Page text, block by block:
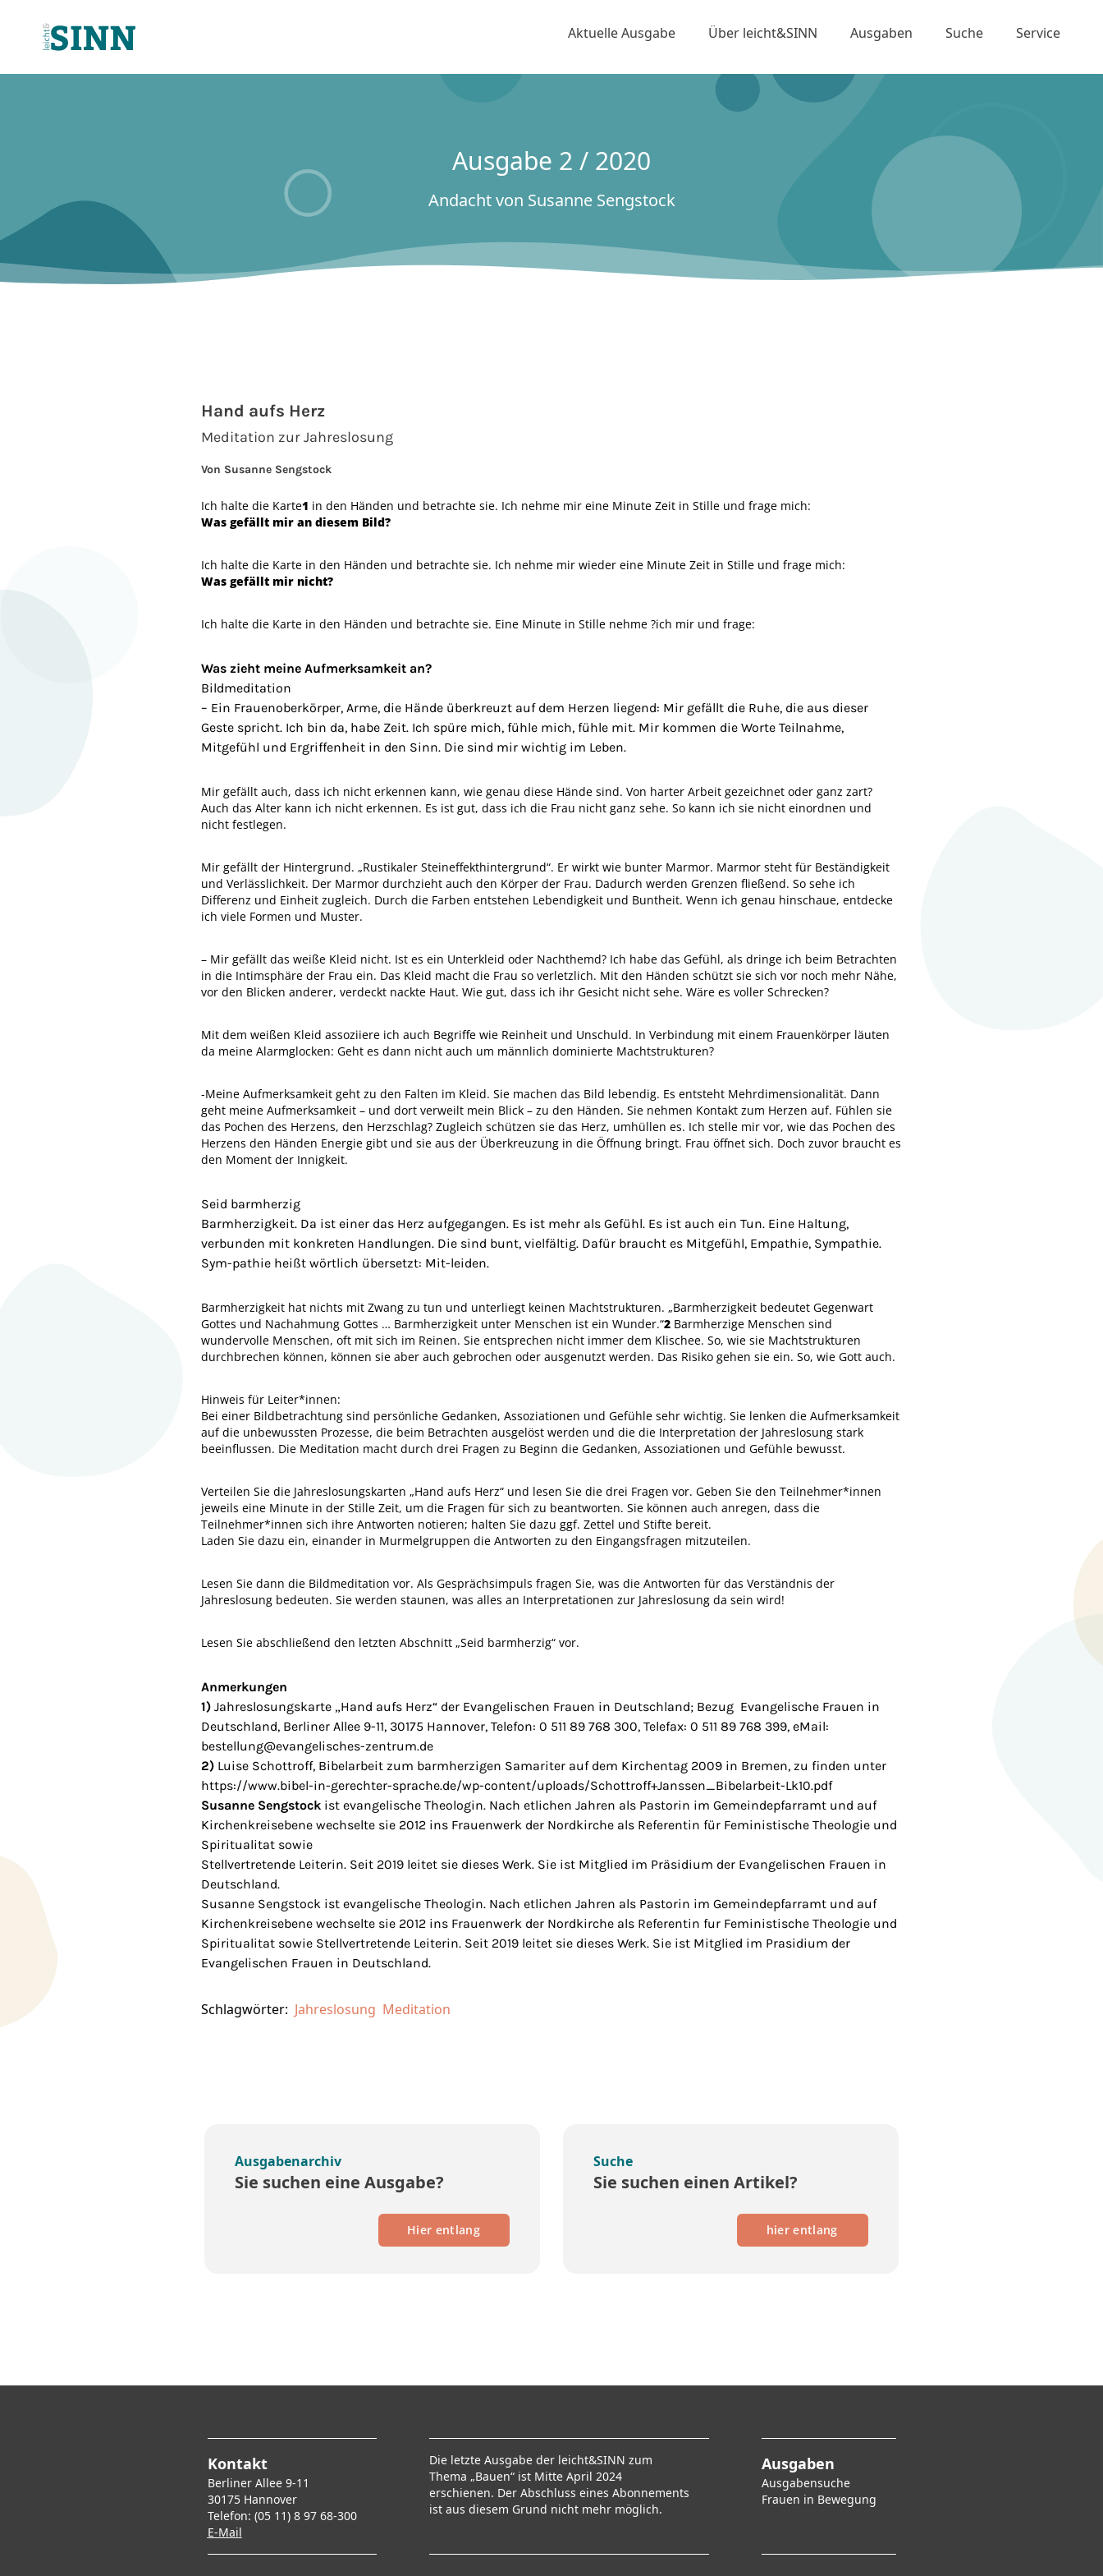
Aktuelle Ausgabe Über leicht&SINN Ausgaben Suche Service
Ausgabe 2 / 2020
Andacht von Susanne Sengstock
Hand aufs Herz
Meditation zur Jahreslosung
Von Susanne Sengstock
Ich halte die Karte1 in den Händen und betrachte sie. Ich nehme mir eine Minute Zeit in Stille und frage mich:
Was gefällt mir an diesem Bild?
Ich halte die Karte in den Händen und betrachte sie. Ich nehme mir wieder eine Minute Zeit in Stille und frage mich:
Was gefällt mir nicht?
Ich halte die Karte in den Händen und betrachte sie. Eine Minute in Stille nehme ?ich mir und frage:
Was zieht meine Aufmerksamkeit an?
Bildmeditation
– Ein Frauenoberkörper, Arme, die Hände überkreuzt auf dem Herzen liegend: Mir gefällt die Ruhe, die aus dieser
Geste spricht. Ich bin da, habe Zeit. Ich spüre mich, fühle mich, fühle mit. Mir kommen die Worte Teilnahme,
Mitgefühl und Ergriffenheit in den Sinn. Die sind mir wichtig im Leben.
Mir gefällt auch, dass ich nicht erkennen kann, wie genau diese Hände sind. Von harter Arbeit gezeichnet oder ganz zart?
Auch das Alter kann ich nicht erkennen. Es ist gut, dass ich die Frau nicht ganz sehe. So kann ich sie nicht einordnen und
nicht festlegen.
Mir gefällt der Hintergrund. „Rustikaler Steineffekthintergrund“. Er wirkt wie bunter Marmor. Marmor steht für Beständigkeit
und Verlässlichkeit. Der Marmor durchzieht auch den Körper der Frau. Dadurch werden Grenzen fließend. So sehe ich
Differenz und Einheit zugleich. Durch die Farben entstehen Lebendigkeit und Buntheit. Wenn ich genau hinschaue, entdecke
ich viele Formen und Muster.
– Mir gefällt das weiße Kleid nicht. Ist es ein Unterkleid oder Nachthemd? Ich habe das Gefühl, als dringe ich beim Betrachten
in die Intimsphäre der Frau ein. Das Kleid macht die Frau so verletzlich. Mit den Händen schützt sie sich vor noch mehr Nähe,
vor den Blicken anderer, verdeckt nackte Haut. Wie gut, dass ich ihr Gesicht nicht sehe. Wäre es voller Schrecken?
Mit dem weißen Kleid assoziiere ich auch Begriffe wie Reinheit und Unschuld. In Verbindung mit einem Frauenkörper läuten
da meine Alarmglocken: Geht es dann nicht auch um männlich dominierte Machtstrukturen?
-Meine Aufmerksamkeit geht zu den Falten im Kleid. Sie machen das Bild lebendig. Es entsteht Mehrdimensionalität. Dann
geht meine Aufmerksamkeit – und dort verweilt mein Blick – zu den Händen. Sie nehmen Kontakt zum Herzen auf. Fühlen sie
das Pochen des Herzens, den Herzschlag? Zugleich schützen sie das Herz, umhüllen es. Ich stelle mir vor, wie das Pochen des
Herzens den Händen Energie gibt und sie aus der Überkreuzung in die Öffnung bringt. Frau öffnet sich. Doch zuvor braucht es
den Moment der Innigkeit.
Seid barmherzig
Barmherzigkeit. Da ist einer das Herz aufgegangen. Es ist mehr als Gefühl. Es ist auch ein Tun. Eine Haltung,
verbunden mit konkreten Handlungen. Die sind bunt, vielfältig. Dafür braucht es Mitgefühl, Empathie, Sympathie.
Sym-pathie heißt wörtlich übersetzt: Mit-leiden.
Barmherzigkeit hat nichts mit Zwang zu tun und unterliegt keinen Machtstrukturen. „Barmherzigkeit bedeutet Gegenwart
Gottes und Nachahmung Gottes … Barmherzigkeit unter Menschen ist ein Wunder.“2 Barmherzige Menschen sind
wundervolle Menschen, oft mit sich im Reinen. Sie entsprechen nicht immer dem Klischee. So, wie sie Machtstrukturen
durchbrechen können, können sie aber auch gebrochen oder ausgenutzt werden. Das Risiko gehen sie ein. So, wie Gott auch.
Hinweis für Leiter*innen:
Bei einer Bildbetrachtung sind persönliche Gedanken, Assoziationen und Gefühle sehr wichtig. Sie lenken die Aufmerksamkeit
auf die unbewussten Prozesse, die beim Betrachten ausgelöst werden und die die Interpretation der Jahreslosung stark
beeinflussen. Die Meditation macht durch drei Fragen zu Beginn die Gedanken, Assoziationen und Gefühle bewusst.
Verteilen Sie die Jahreslosungskarten „Hand aufs Herz“ und lesen Sie die drei Fragen vor. Geben Sie den Teilnehmer*innen
jeweils eine Minute in der Stille Zeit, um die Fragen für sich zu beantworten. Sie können auch anregen, dass die
Teilnehmer*innen sich ihre Antworten notieren; halten Sie dazu ggf. Zettel und Stifte bereit.
Laden Sie dazu ein, einander in Murmelgruppen die Antworten zu den Eingangsfragen mitzuteilen.
Lesen Sie dann die Bildmeditation vor. Als Gesprächsimpuls fragen Sie, was die Antworten für das Verständnis der
Jahreslosung bedeuten. Sie werden staunen, was alles an Interpretationen zur Jahreslosung da sein wird!
Lesen Sie abschließend den letzten Abschnitt „Seid barmherzig“ vor.
Anmerkungen
1) Jahreslosungskarte „Hand aufs Herz“ der Evangelischen Frauen in Deutschland; Bezug Evangelische Frauen in
Deutschland, Berliner Allee 9-11, 30175 Hannover, Telefon: 0 511 89 768 300, Telefax: 0 511 89 768 399, eMail:
bestellung@evangelisches-zentrum.de
2) Luise Schottroff, Bibelarbeit zum barmherzigen Samariter auf dem Kirchentag 2009 in Bremen, zu finden unter
https://www.bibel-in-gerechter-sprache.de/wp-content/uploads/Schottroff+Janssen_Bibelarbeit-Lk10.pdf
Susanne Sengstock ist evangelische Theologin. Nach etlichen Jahren als Pastorin im Gemeindepfarramt und auf
Kirchenkreisebene wechselte sie 2012 ins Frauenwerk der Nordkirche als Referentin für Feministische Theologie und
Spiritualitat sowie
Stellvertretende Leiterin. Seit 2019 leitet sie dieses Werk. Sie ist Mitglied im Präsidium der Evangelischen Frauen in
Deutschland.
Susanne Sengstock ist evangelische Theologin. Nach etlichen Jahren als Pastorin im Gemeindepfarramt und auf
Kirchenkreisebene wechselte sie 2012 ins Frauenwerk der Nordkirche als Referentin fur Feministische Theologie und
Spiritualitat sowie Stellvertretende Leiterin. Seit 2019 leitet sie dieses Werk. Sie ist Mitglied im Prasidium der
Evangelischen Frauen in Deutschland.
Schlagwörter: Jahreslosung Meditation
Ausgabenarchiv
Sie suchen eine Ausgabe?
Hier entlang
Suche
Sie suchen einen Artikel?
hier entlang
Kontakt
Berliner Allee 9-11
30175 Hannover
Telefon: (05 11) 8 97 68-300
E-Mail
Die letzte Ausgabe der leicht&SINN zum
Thema „Bauen“ ist Mitte April 2024
erschienen. Der Abschluss eines Abonnements
ist aus diesem Grund nicht mehr möglich.
Ausgaben
Ausgabensuche
Frauen in Bewegung